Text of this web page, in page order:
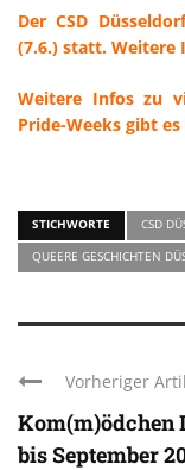
Der CSD
(7.6.) statt. Weitere
Weitere Infos zu
Pride-Weeks gibt
STICHWORTE CSD
QUEERE GESCHICHTEN
Vorheriger
Kom(m)ödchen
bis September